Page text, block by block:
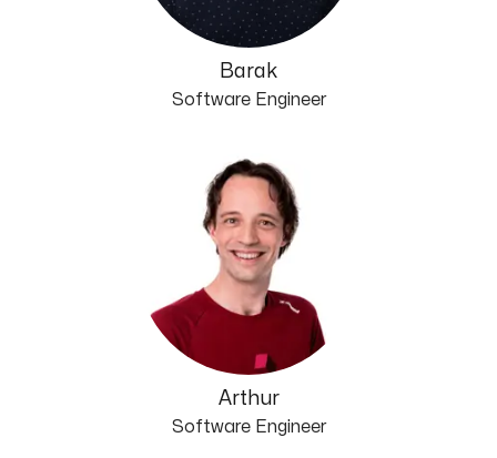
Barak
Software Engineer
Arthur
Software Engineer